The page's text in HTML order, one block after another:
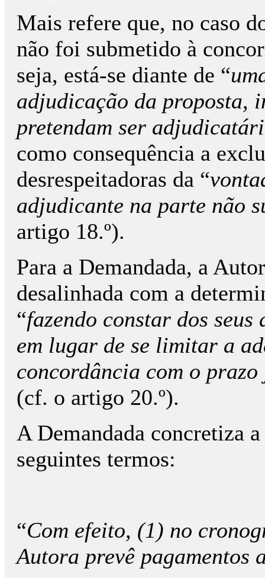
Mais refere que, no caso
não foi submetido à
seja, está-se diante de “
adjudicação da proposta,
pretendam ser
como consequência a
desrespeitadoras da “
adjudicante na parte não
artigo 18.º).
Para a Demandada, a
desalinhada com a
“fazendo constar dos
em lugar de se limitar a
concordância com o
(cf. o artigo 20.º).
A Demandada concretiza
seguintes termos:
“Com efeito, (1) no
Autora prevê pagamentos